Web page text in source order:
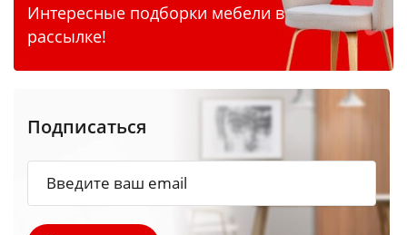
Интересные подборки мебели в
рассылке!
Подписаться